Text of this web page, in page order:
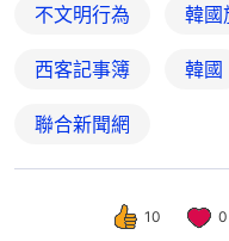
不文明行為 韓國
西客記事簿 韓國
聯合新聞網
10 0